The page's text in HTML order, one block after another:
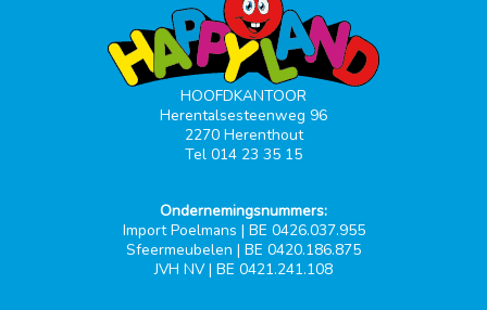
HOOFDKANTOOR
Herentalsesteenweg 96
2270 Herenthout
Tel 014 23 35 15
Ondernemingsnummers:
Import Poelmans | BE 0426.037.955
Sfeermeubelen | BE 0420.186.875
JVH NV | BE 0421.241.108